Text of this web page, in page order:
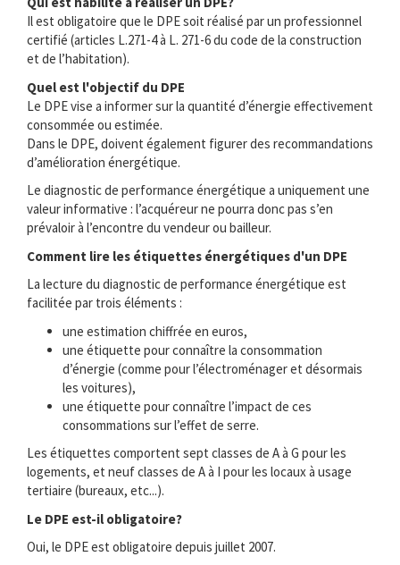
Il est obligatoire que le DPE soit réalisé par un professionnel
certifié (articles L.271-4 à L. 271-6 du code de la construction
et de l’habitation).
Quel est l'objectif du DPE
Le DPE vise a informer sur la quantité d’énergie effectivement
consommée ou estimée.
Dans le DPE, doivent également figurer des recommandations
d’amélioration énergétique.
Le diagnostic de performance énergétique a uniquement une
valeur informative : l’acquéreur ne pourra donc pas s’en
prévaloir à l’encontre du vendeur ou bailleur.
Comment lire les étiquettes énergétiques d'un DPE
La lecture du diagnostic de performance énergétique est
facilitée par trois éléments :
une estimation chiffrée en euros,
une étiquette pour connaître la consommation
d’énergie (comme pour l’électroménager et désormais
les voitures),
une étiquette pour connaître l’impact de ces
consommations sur l’effet de serre.
Les étiquettes comportent sept classes de A à G pour les
logements, et neuf classes de A à I pour les locaux à usage
tertiaire (bureaux, etc...).
Le DPE est-il obligatoire?
Oui, le DPE est obligatoire depuis juillet 2007.